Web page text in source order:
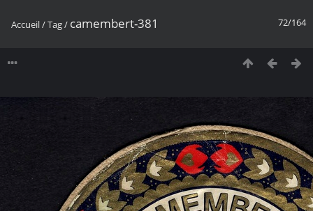
72/164
Accueil/Tag/ camembert-381